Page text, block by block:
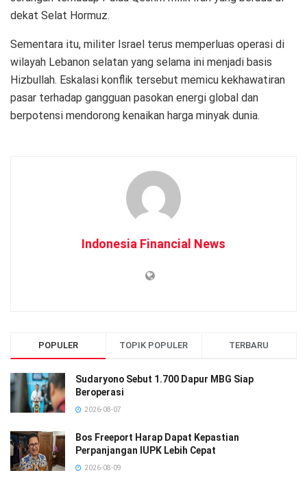
dekat Selat Hormuz.
Sementara itu, militer Israel terus memperluas operasi di
wilayah Lebanon selatan yang selama ini menjadi basis
Hizbullah. Eskalasi konflik tersebut memicu kekhawatiran
pasar terhadap gangguan pasokan energi global dan
berpotensi mendorong kenaikan harga minyak dunia.
Indonesia Financial News
POPULER TOPIK POPULER TERBARU
Sudaryono Sebut 1.700 Dapur MBG Siap
Beroperasi
2026-08-07
Bos Freeport Harap Dapat Kepastian
Perpanjangan IUPK Lebih Cepat
2026-08-09